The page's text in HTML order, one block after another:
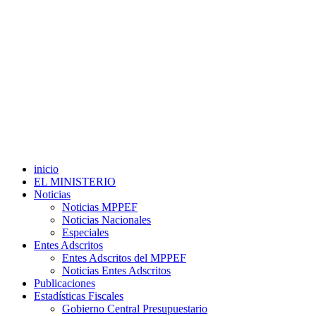
inicio
EL MINISTERIO
Noticias
Noticias MPPEF
Noticias Nacionales
Especiales
Entes Adscritos
Entes Adscritos del MPPEF
Noticias Entes Adscritos
Publicaciones
Estadísticas Fiscales
Gobierno Central Presupuestario